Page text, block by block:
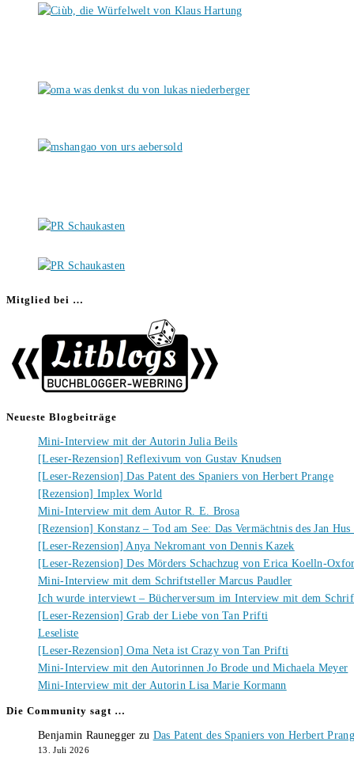
Mitglied bei …
Neueste Blogbeiträge
Mini-Interview mit der Autorin Julia Beils
[Leser-Rezension] Reflexivum von Gustav Knudsen
[Leser-Rezension] Das Patent des Spaniers von Herbert Prange
[Rezension] Implex World
Mini-Interview mit dem Autor R. E. Brosa
[Rezension] Konstanz – Tod am See: Das Vermächtnis des Jan
[Leser-Rezension] Anya Nekromant von Dennis Kazek
[Leser-Rezension] Des Mörders Schachzug von Erica Koelln-
Mini-Interview mit dem Schriftsteller Marcus Paudler
Ich wurde interviewt – Bücherversum im Interview mit dem
[Leser-Rezension] Grab der Liebe von Tan Prifti
Leseliste
[Leser-Rezension] Oma Neta ist Crazy von Tan Prifti
Mini-Interview mit den Autorinnen Jo Brode und Michaela Meyer
Mini-Interview mit der Autorin Lisa Marie Kormann
Die Community sagt …
Benjamin Raunegger zu Das Patent des Spaniers von Herbert
13. Juli 2026